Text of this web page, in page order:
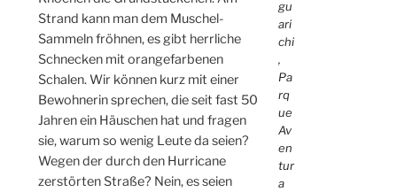
Strand kann man dem Muschel-
Sammeln fröhnen, es gibt herrliche
Schnecken mit orangefarbenen
Schalen. Wir können kurz mit einer
Bewohnerin sprechen, die seit fast 50
Jahren ein Häuschen hat und fragen
sie, warum so wenig Leute da seien?
Wegen der durch den Hurricane
zerstörten Straße? Nein, es seien
gu
ari
chi
,
Pa
rq
ue
Av
en
tur
a